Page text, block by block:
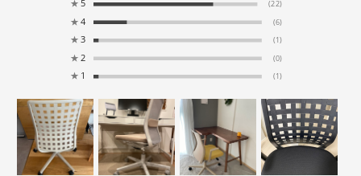
★ 5 (22)
★ 4 (6)
★ 3 (1)
★ 2 (0)
★ 1 (1)